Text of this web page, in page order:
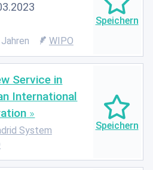
WIPO
Service in
International
System